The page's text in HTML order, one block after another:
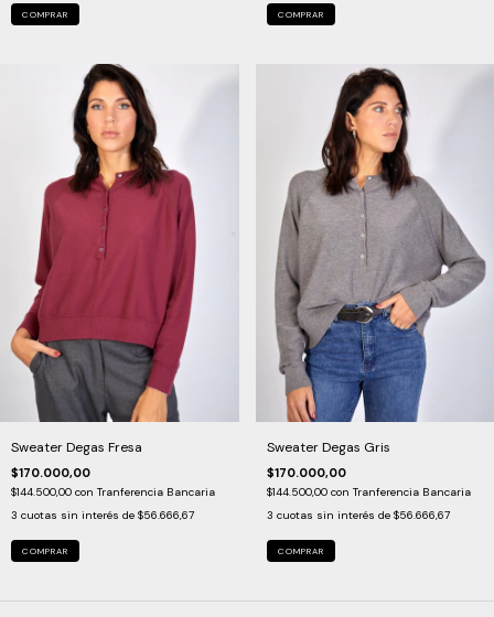
COMPRAR COMPRAR
Sweater Degas Fresa
$170.000,00
$144.500,00 con Tranferencia Bancaria
3 cuotas sin interés de $56.666,67
COMPRAR
Sweater Degas Gris
$170.000,00
$144.500,00 con Tranferencia Bancaria
3 cuotas sin interés de $56.666,67
COMPRAR